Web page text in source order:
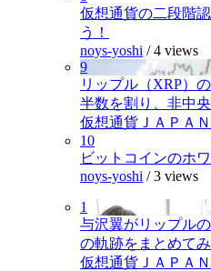
仮想通貨の二段階
う！
noys-yoshi /4 views
9
リップル（XRP）
半数を割り、非中
仮想通貨ＪＡＰＡ
10
ビットコインのホ
noys-yoshi /3 views
1
与沢翼がリップル
の軌跡をまとめてみ
仮想通貨ＪＡＰＡ